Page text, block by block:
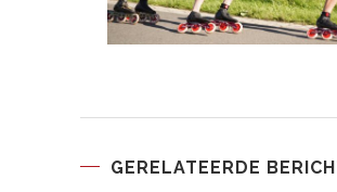
GERELATEERDE